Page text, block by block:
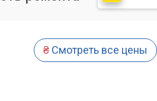
₴ Смотреть все цены